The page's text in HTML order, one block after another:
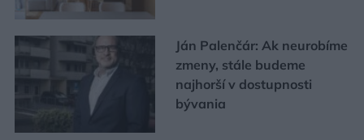
Ján Palenčár: Ak neurobíme
zmeny, stále budeme
najhorší v dostupnosti
bývania